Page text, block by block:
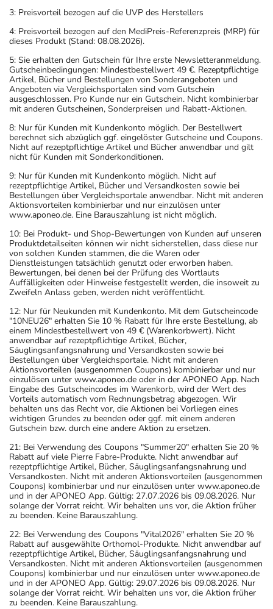
3: Preisvorteil bezogen auf die UVP des Herstellers
4: Preisvorteil bezogen auf den MediPreis-Referenzpreis (MRP) für
dieses Produkt (Stand: 08.08.2026).
5: Sie erhalten den Gutschein für Ihre erste Newsletteranmeldung.
Gutscheinbedingungen: Mindestbestellwert 49 €. Rezeptpflichtige
Artikel, Bücher und Bestellungen von Sonderangeboten und
Angeboten via Vergleichsportalen sind vom Gutschein
ausgeschlossen. Pro Kunde nur ein Gutschein. Nicht kombinierbar
mit anderen Gutscheinen, Sonderpreisen und Rabatt-Aktionen.
8: Nur für Kunden mit Kundenkonto möglich. Der Bestellwert
berechnet sich abzüglich ggf. eingelöster Gutscheine und Coupons.
Nicht auf rezeptpflichtige Artikel und Bücher anwendbar und gilt
nicht für Kunden mit Sonderkonditionen.
9: Nur für Kunden mit Kundenkonto möglich. Nicht auf
rezeptpflichtige Artikel, Bücher und Versandkosten sowie bei
Bestellungen über Vergleichsportale anwendbar. Nicht mit anderen
Aktionsvorteilen kombinierbar und nur einzulösen unter
www.aponeo.de. Eine Barauszahlung ist nicht möglich.
10: Bei Produkt- und Shop-Bewertungen von Kunden auf unseren
Produktdetailseiten können wir nicht sicherstellen, dass diese nur
von solchen Kunden stammen, die die Waren oder
Dienstleistungen tatsächlich genutzt oder erworben haben.
Bewertungen, bei denen bei der Prüfung des Wortlauts
Auffälligkeiten oder Hinweise festgestellt werden, die insoweit zu
Zweifeln Anlass geben, werden nicht veröffentlicht.
12: Nur für Neukunden mit Kundenkonto. Mit dem Gutscheincode
"10NEU26" erhalten Sie 10 % Rabatt für Ihre erste Bestellung, ab
einem Mindestbestellwert von 49 € (Warenkorbwert). Nicht
anwendbar auf rezeptpflichtige Artikel, Bücher,
Säuglingsanfangsnahrung und Versandkosten sowie bei
Bestellungen über Vergleichsportale. Nicht mit anderen
Aktionsvorteilen (ausgenommen Coupons) kombinierbar und nur
einzulösen unter www.aponeo.de oder in der APONEO App. Nach
Eingabe des Gutscheincodes im Warenkorb, wird der Wert des
Vorteils automatisch vom Rechnungsbetrag abgezogen. Wir
behalten uns das Recht vor, die Aktionen bei Vorliegen eines
wichtigen Grundes zu beenden oder ggf. mit einem anderen
Gutschein bzw. durch eine andere Aktion zu ersetzen.
21: Bei Verwendung des Coupons "Summer20" erhalten Sie 20 %
Rabatt auf viele Pierre Fabre-Produkte. Nicht anwendbar auf
rezeptpflichtige Artikel, Bücher, Säuglingsanfangsnahrung und
Versandkosten. Nicht mit anderen Aktionsvorteilen (ausgenommen
Coupons) kombinierbar und nur einzulösen unter www.aponeo.de
und in der APONEO App. Gültig: 27.07.2026 bis 09.08.2026. Nur
solange der Vorrat reicht. Wir behalten uns vor, die Aktion früher
zu beenden. Keine Barauszahlung.
22: Bei Verwendung des Coupons "Vital2026" erhalten Sie 20 %
Rabatt auf ausgewählte Orthomol-Produkte. Nicht anwendbar auf
rezeptpflichtige Artikel, Bücher, Säuglingsanfangsnahrung und
Versandkosten. Nicht mit anderen Aktionsvorteilen (ausgenommen
Coupons) kombinierbar und nur einzulösen unter www.aponeo.de
und in der APONEO App. Gültig: 29.07.2026 bis 09.08.2026. Nur
solange der Vorrat reicht. Wir behalten uns vor, die Aktion früher
zu beenden. Keine Barauszahlung.